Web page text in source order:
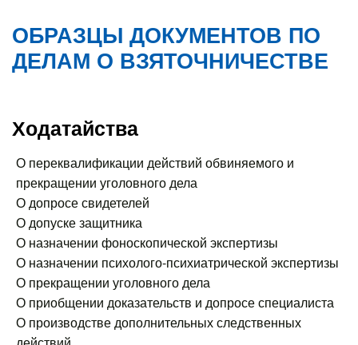
ОБРАЗЦЫ ДОКУМЕНТОВ ПО
ДЕЛАМ О ВЗЯТОЧНИЧЕСТВЕ
Ходатайства
О переквалификации действий обвиняемого и
прекращении уголовного дела
О допросе свидетелей
О допуске защитника
О назначении фоноскопической экспертизы
О назначении психолого-психиатрической экспертизы
О прекращении уголовного дела
О приобщении доказательств и допросе специалиста
О производстве дополнительных следственных